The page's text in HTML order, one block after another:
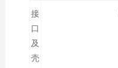
接
口
及
壳